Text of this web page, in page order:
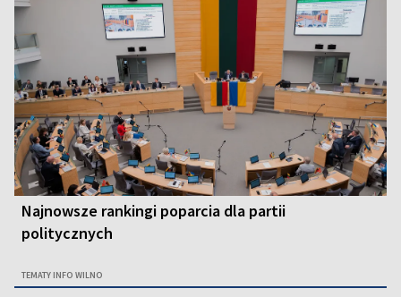
Najnowsze rankingi poparcia dla partii
politycznych
TEMATY INFO WILNO